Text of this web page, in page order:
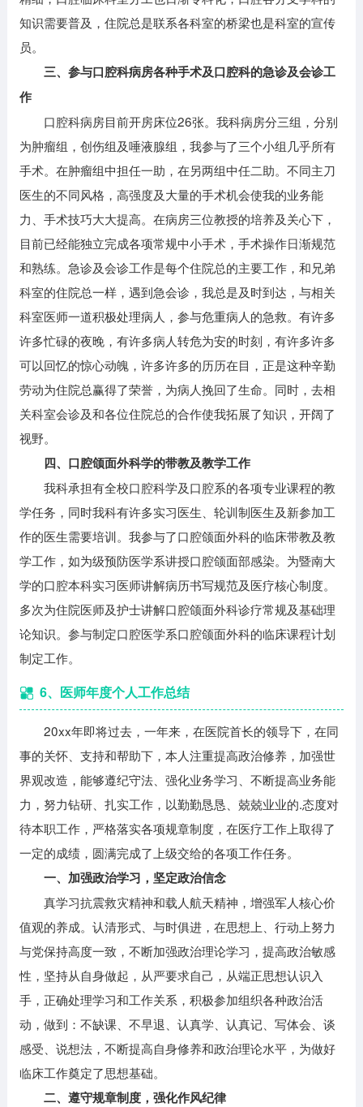
知识需要普及，住院总是联系各科室的桥梁也是科室的宣传
员。
三、参与口腔科病房各种手术及口腔科的急诊及会诊工
作
口腔科病房目前开房床位26张。我科病房分三组，分别
为肿瘤组，创伤组及唾液腺组，我参与了三个小组几乎所有
手术。在肿瘤组中担任一助，在另两组中任二助。不同主刀
医生的不同风格，高强度及大量的手术机会使我的业务能
力、手术技巧大大提高。在病房三位教授的培养及关心下，
目前已经能独立完成各项常规中小手术，手术操作日渐规范
和熟练。急诊及会诊工作是每个住院总的主要工作，和兄弟
科室的住院总一样，遇到急会诊，我总是及时到达，与相关
科室医师一道积极处理病人，参与危重病人的急救。有许多
许多忙碌的夜晚，有许多病人转危为安的时刻，有许多许多
可以回忆的惊心动魄，许多许多的历历在目，正是这种辛勤
劳动为住院总赢得了荣誉，为病人挽回了生命。同时，去相
关科室会诊及和各位住院总的合作使我拓展了知识，开阔了
视野。
四、口腔颌面外科学的带教及教学工作
我科承担有全校口腔科学及口腔系的各项专业课程的教
学任务，同时我科有许多实习医生、轮训制医生及新参加工
作的医生需要培训。我参与了口腔颌面外科的临床带教及教
学工作，如为级预防医学系讲授口腔颌面部感染。为暨南大
学的口腔本科实习医师讲解病历书写规范及医疗核心制度。
多次为住院医师及护士讲解口腔颌面外科诊疗常规及基础理
论知识。参与制定口腔医学系口腔颌面外科的临床课程计划
制定工作。
6、医师年度个人工作总结
20xx年即将过去，一年来，在医院首长的领导下，在同
事的关怀、支持和帮助下，本人注重提高政治修养，加强世
界观改造，能够遵纪守法、强化业务学习、不断提高业务能
力，努力钻研、扎实工作，以勤勤恳恳、兢兢业业的.态度对
待本职工作，严格落实各项规章制度，在医疗工作上取得了
一定的成绩，圆满完成了上级交给的各项工作任务。
一、加强政治学习，坚定政治信念
真学习抗震救灾精神和载人航天精神，增强军人核心价
值观的养成。认清形式、与时俱进，在思想上、行动上努力
与党保持高度一致，不断加强政治理论学习，提高政治敏感
性，坚持从自身做起，从严要求自己，从端正思想认识入
手，正确处理学习和工作关系，积极参加组织各种政治活
动，做到：不缺课、不早退、认真学、认真记、写体会、谈
感受、说想法，不断提高自身修养和政治理论水平，为做好
临床工作奠定了思想基础。
二、遵守规章制度，强化作风纪律